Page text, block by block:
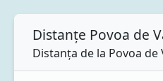
Distanțe Povoa de
Distanța de la Povoa de